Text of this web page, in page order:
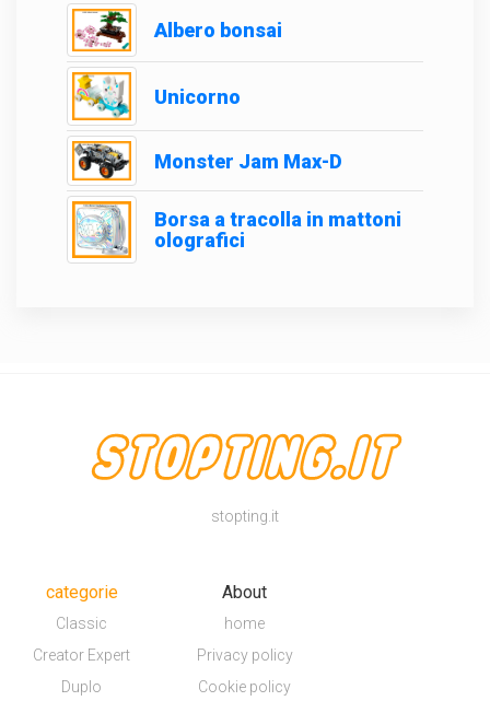
Albero bonsai
Unicorno
Monster Jam Max-D
Borsa a tracolla in mattoni
olografici
stopting.it
categorie
Classic
Creator Expert
Duplo
About
home
Privacy policy
Cookie policy